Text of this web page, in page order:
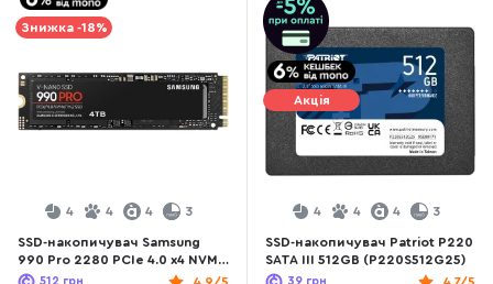
Знижка -18%
4 4 4 3
SSD-накопичувач Samsung
990 Pro 2280 PCIe 4.0 x4 NVMe
2.0 (MZ-V9P4T0BW)
512 грн
Акція
4 4 4 3
SSD-накопичувач Patriot P220
SATA III 512GB (P220S512G25)
39 грн